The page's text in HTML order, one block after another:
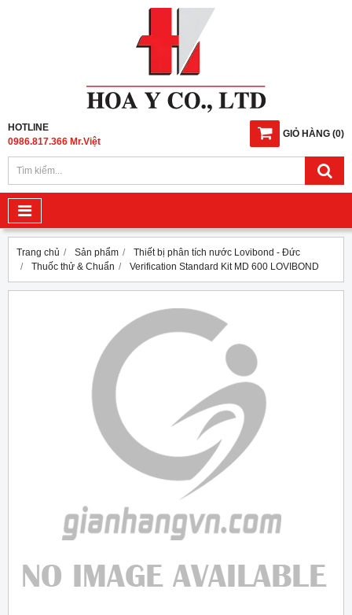
GIỎ HÀNG (0)
HOTLINE
0986.817.366 Mr.Việt
Trang chủ Sản phẩm
Thiết bị phân tích nước Lovibond - Đức
Thuốc thử & Chuẩn
Verification Standard Kit MD 600 LOVIBOND